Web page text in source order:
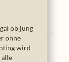
ob jung
ohne
wird
alle